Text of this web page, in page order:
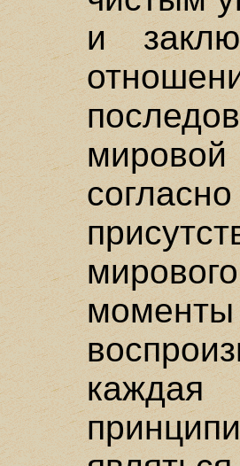
и
моменты